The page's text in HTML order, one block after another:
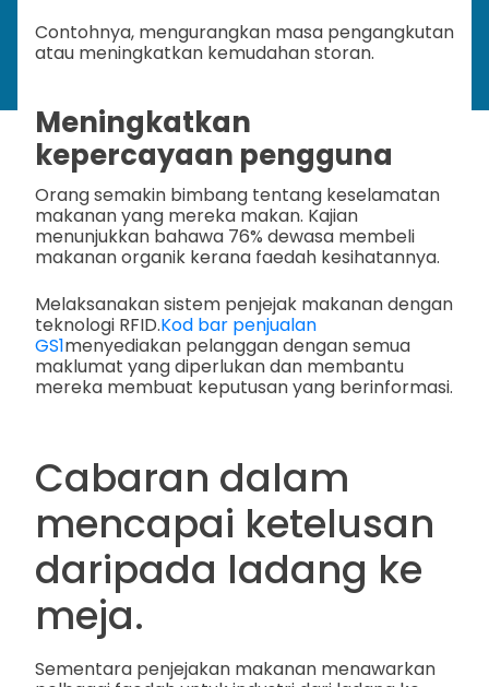
Contohnya, mengurangkan masa pengangkutan
atau meningkatkan kemudahan storan.
Meningkatkan
kepercayaan pengguna
Orang semakin bimbang tentang keselamatan
makanan yang mereka makan. Kajian
menunjukkan bahawa 76% dewasa membeli
makanan organik kerana faedah kesihatannya.
Melaksanakan sistem penjejak makanan dengan
teknologi RFID.Kod bar penjualan
GS1menyediakan pelanggan dengan semua
maklumat yang diperlukan dan membantu
mereka membuat keputusan yang berinformasi.
Cabaran dalam
mencapai ketelusan
daripada ladang ke
meja.
Sementara penjejakan makanan menawarkan